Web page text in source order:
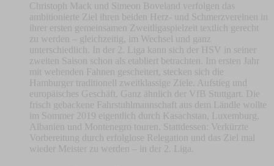
Christoph Mack und Simeon Boveland verfolgen das
ambitionierte Ziel ihren beiden Herz- und Schmerzvereinen in
ihrer ersten gemeinsamen Zweitligaspielzeit textlich gerecht
zu werden – gleichzeitig, im Wechsel und ganz
unterschiedlich. In der 2. Liga kann sich der HSV in seiner
zweiten Saison schon als etabliert betrachten. Im ersten Jahr
mit wehenden Fahnen gescheitert, stecken sich die
Hamburger traditionell zweitklassige Ziele. Aufstieg und
europäisches Geschäft. Ganz ähnlich der VfB Stuttgart. Die
frisch gebackene Fahrstuhlmannschaft aus dem Ländle wollte
im Sommer 2019 eigentlich durch Kasachstan, Luxemburg,
Albanien und Montenegro touren. Stattdessen: Verkürzte
Vorbereitung durch erfolglose Relegation und das Ziel mal
wieder Meister zu werden – in der 2. Liga.